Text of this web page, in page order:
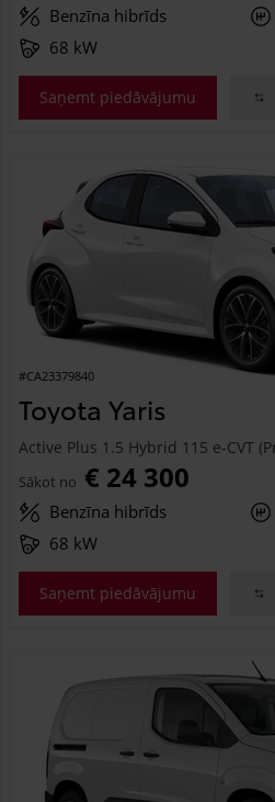
Benzīna hibrīds
68 kW
Saņemt piedāvājumu
#CA23379840
Toyota Yaris
Active Plus 1.5 Hybrid 115 e-CVT
Sākot no € 24 300
Benzīna hibrīds
68 kW
Saņemt piedāvājumu